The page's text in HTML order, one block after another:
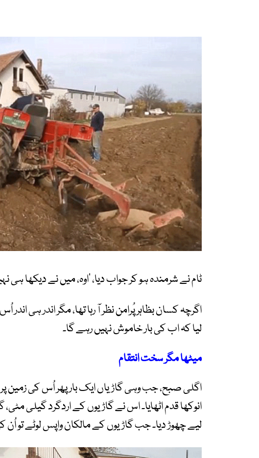
ٹام نے شرمندہ ہو کر جواب دیا، ’اوہ، میں نے دیکھا ہی
اگرچہ کسان بظاہر پُرامن نظر آ رہا تھا، مگر اندر ہی
لیا کہ اب کی بار خاموش نہیں رہے گا۔
میٹھا مگر سخت انتقام
اگلی صبح، جب وہی گاڑیاں ایک بار پھر اُس کی
انوکھا قدم اٹھایا۔ اس نے گاڑیوں کے اردگرد گیلی
لیے چھوڑ دیا۔ جب گاڑیوں کے مالکان واپس لوٹے تو